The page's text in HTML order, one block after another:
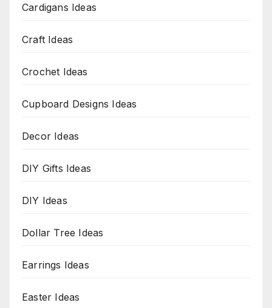
Cardigans Ideas
Craft Ideas
Crochet Ideas
Cupboard Designs Ideas
Decor Ideas
DIY Gifts Ideas
DIY Ideas
Dollar Tree Ideas
Earrings Ideas
Easter Ideas